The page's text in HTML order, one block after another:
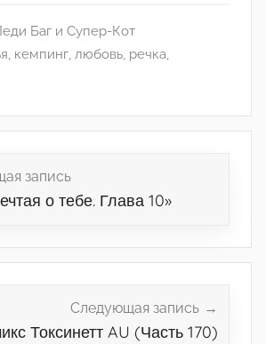
Баг и Супер-Кот
, кемпинг, любовь, речка,
запись
о тебе. Глава 10»
Следующая запись
Токсинетт AU (Часть 170)